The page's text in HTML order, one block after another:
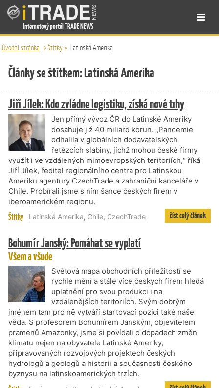
Internetový portál TRADE NEWS
Úvodní stránka »Štítky» Latinská Amerika
Články se štítkem: Latinská Amerika
Jiří Jílek: Kdo zvládne logistiku, získá nové trhy
Jen přímý vývoz ČR do Latinské Ameriky
dosahuje již 40 miliard korun. „Pandemie
odhalila v globálních dodavatelských
řetězcích slabiny, jichž mohou české firmy
využít i ve vzdálených mimoevropských teritoriích,“ říká
Jiří Jílek, ředitel regionálního centra pro Latinskou
Ameriku agentury CzechTrade a zahraniční kanceláře v
Chile. Probírali jsme s ním šance českých firem v
iberoamerickém regionu.
Štítky Latinská Amerika, Chile, CzechTrade číst celý článek
Bohumír Janský: Pomáhat se vyplatí
Všem a všude
Světová mapa obchodních příležitostí se
rychle mění a stále více českých firem hledá
uplatnění pro svou produkci i na
vzdálenějších teritoriích. Svým dobrým
jménem tam pro ně vytváří startovací pozici také naše
věda. S profesorem Bohumírem Janským, objevitelem
pramenů Amazonky, jsme si povídali o dopadech změn
klimatu nejen na obyvatele Latinské Ameriky,
připravovaných rozvojových projektech českých
hydrologů a geologů a historii a současnosti českého
byznysu na latinskoamerických trzích.